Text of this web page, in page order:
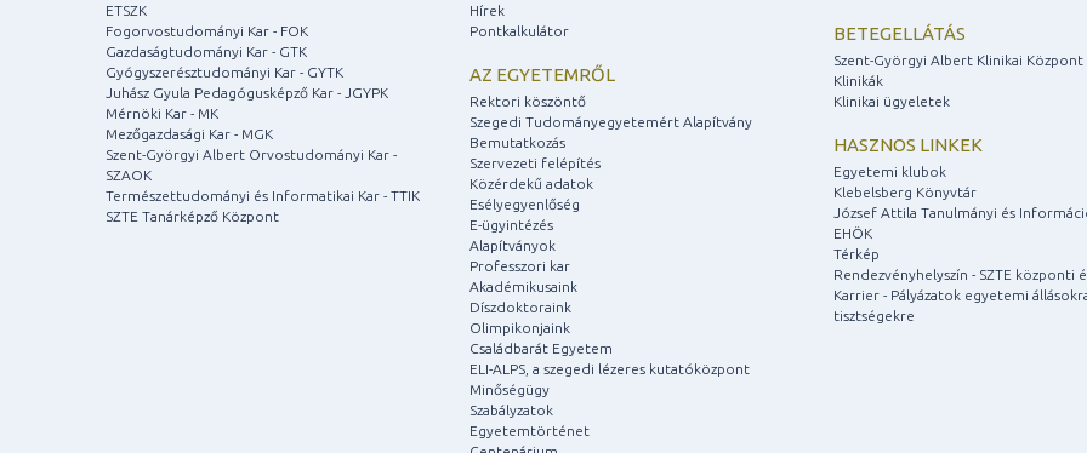
ETSZK
Fogorvostudományi Kar - FOK
Gazdaságtudományi Kar - GTK
Gyógyszerésztudományi Kar - GYTK
Juhász Gyula Pedagógusképző Kar - JGYPK
Mérnöki Kar - MK
Mezőgazdasági Kar - MGK
Szent-Györgyi Albert Orvostudományi Kar -
SZAOK
Természettudományi és Informatikai Kar - TTIK
SZTE Tanárképző Központ
Hírek
Pontkalkulátor
AZ EGYETEMRŐL
Rektori köszöntő
Szegedi Tudományegyetemért Alapítvány
Bemutatkozás
Szervezeti felépítés
Közérdekű adatok
Esélyegyenlőség
E-ügyintézés
Alapítványok
Professzori kar
Akadémikusaink
Díszdoktoraink
Olimpikonjaink
Családbarát Egyetem
ELI-ALPS, a szegedi lézeres kutatóközpont
Minőségügy
Szabályzatok
Egyetemtörténet
BETEGELLÁTÁS
Szent-Györgyi Albert Klinikai Központ
Klinikák
Klinikai ügyeletek
HASZNOS LINKEK
Egyetemi klubok
Klebelsberg Könyvtár
József Attila Tanulmányi és
EHÖK
Térkép
Rendezvényhelyszín - SZTE központi
Karrier - Pályázatok egyetemi
tisztségekre